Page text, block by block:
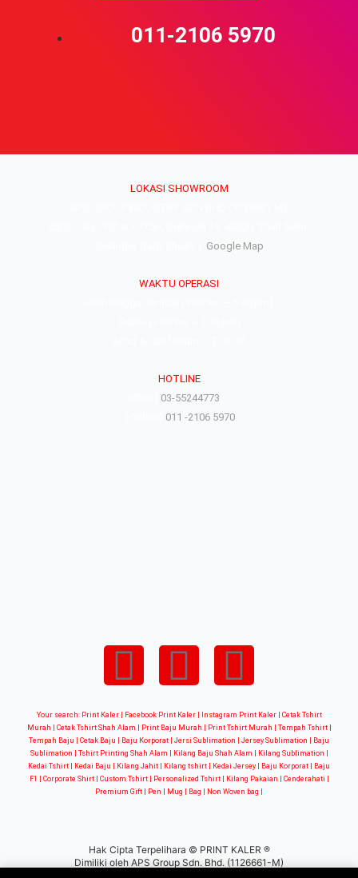
011-2106 5970
LOKASI SHOWROOM
Google Map
WAKTU OPERASI
HOTLINE
03-55244773
011 -2106 5970
Your search: Print Kaler | Facebook Print Kaler| Instagram Print Kaler | Cetak Tshirt
Murah | Cetak Tshirt Shah Alam | Print Baju Murah | Print Tshirt Murah | Tempah Tshirt |
Tempah Baju | Cetak Baju | Baju Korporat | Jersi Sublimation | Jersey Sublimation | Baju
Sublimation | Tshirt Printing Shah Alam | Kilang Baju Shah Alam | Kilang Sublimation |
Kedai Tshirt | Kedai Baju | Kilang Jahit | Kilang tshirt | Kedai Jersey | Baju Korporat | Baju
F1 | Corporate Shirt | Custom Tshirt | Personalized Tshirt | Kilang Pakaian | Cenderahati |
Premium Gift | Pen | Mug | Bag | Non Woven bag |
Hak Cipta Terpelihara © PRINT KALER ®
Dimiliki oleh APS Group Sdn. Bhd. (1126661-M)